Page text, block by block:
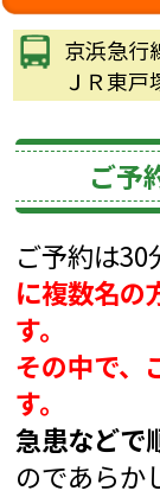
京浜急行
ＪＲ東戸
ご予
ご予約は30
に複数名の
す。
その中で、
す。
急患などで
のであらか